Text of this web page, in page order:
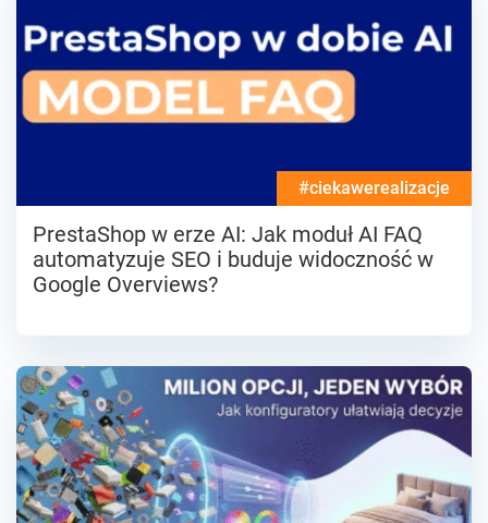
#ciekawerealizacje
PrestaShop w erze AI: Jak moduł AI FAQ
automatyzuje SEO i buduje widoczność w
Google Overviews?